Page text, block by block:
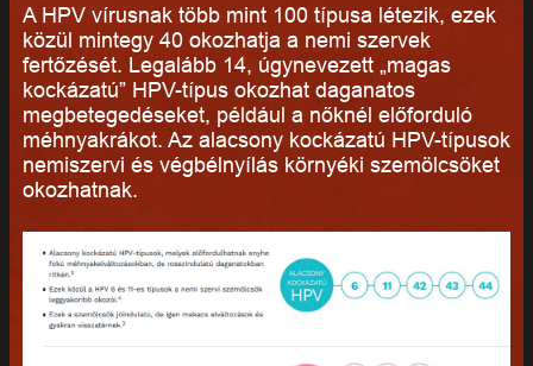
A HPV vírusnak több mint 100 típusa létezik, ezek
közül mintegy 40 okozhatja a nemi szervek
fertőzését. Legalább 14, úgynevezett „magas
kockázatú” HPV-típus okozhat daganatos
megbetegedéseket, például a nőknél előforduló
méhnyakrákot. Az alacsony kockázatú HPV-típusok
nemiszervi és végbélnyílás környéki szemölcsöket
okozhatnak.